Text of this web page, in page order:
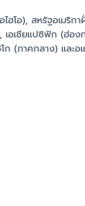
ฮโอ), สหรัฐอเมริก
เชียแปซิฟิก (ฮ่อง
(ภาคกลาง) และอ